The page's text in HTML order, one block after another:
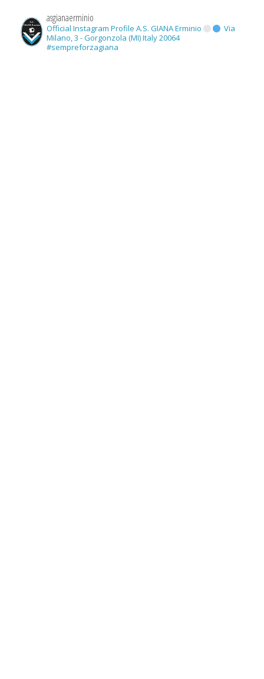
asgianaerminio
Official Instagram Profile A.S. GIANA Erminio
Via
Milano, 3 - Gorgonzola (MI) Italy 20064
#sempreforzagiana